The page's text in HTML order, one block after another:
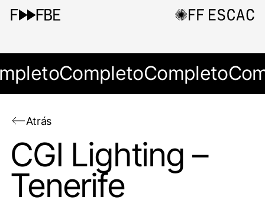
CompletoCompleto
Atrás
CGI Lighting –
Tenerife